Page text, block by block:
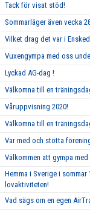
Tack för visat stöd!
Sommarläger även vecka
Vilket drag det var i
Vuxengympa med oss
Lyckad AG-dag !
Välkomna till en
Våruppvisning 2020!
Välkomna till en
Var med och stötta
Välkommen att gympa
Hemma i Sverige i
lovaktiviteten!
Vad sägs om en egen